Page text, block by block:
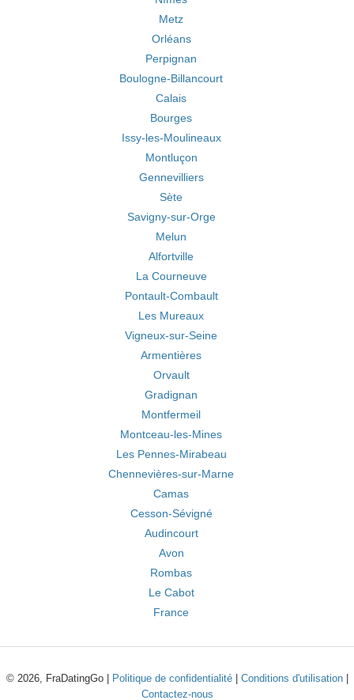
Metz
Orléans
Perpignan
Boulogne-Billancourt
Calais
Bourges
Issy-les-Moulineaux
Montluçon
Gennevilliers
Sète
Savigny-sur-Orge
Melun
Alfortville
La Courneuve
Pontault-Combault
Les Mureaux
Vigneux-sur-Seine
Armentières
Orvault
Gradignan
Montfermeil
Montceau-les-Mines
Les Pennes-Mirabeau
Chennevières-sur-Marne
Camas
Cesson-Sévigné
Audincourt
Avon
Rombas
Le Cabot
France
© 2026, FraDatingGo | Politique de confidentialité| Conditions d'utilisation|
Contactez-nous